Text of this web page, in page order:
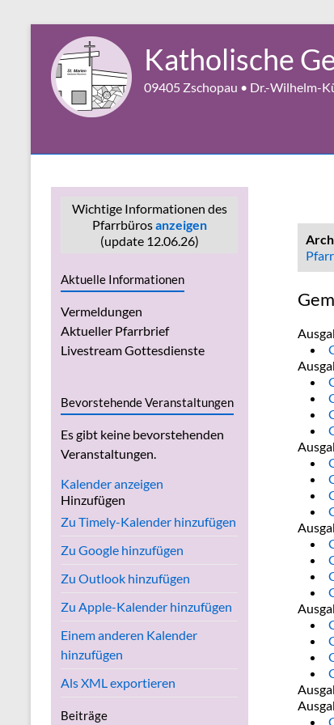
Inhalt
springen
Katholische
09405 Zschopau • Dr.-Wilhelm-
Wichtige Informationen des
Pfarrbürosanzeigen
(update 12.06.26)
Aktuelle Informationen
Vermeldungen
Aktueller Pfarrbrief
Livestream Gottesdienste
Bevorstehende Veranstaltungen
Es gibt keine bevorstehenden
Veranstaltungen.
Kalender anzeigen
Hinzufügen
Zu Timely-Kalender hinzufügen
Zu Google hinzufügen
Zu Outlook hinzufügen
Zu Apple-Kalender hinzufügen
Einem anderen Kalender
hinzufügen
Als XML exportieren
Beiträge